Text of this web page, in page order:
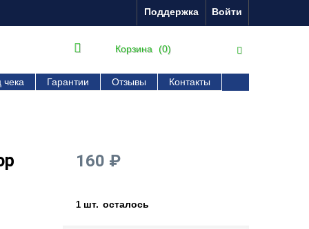
Войти
Поддержка
Корзина (0)
чека Гарантии Отзывы Контакты
160 ₽
1 шт. осталось